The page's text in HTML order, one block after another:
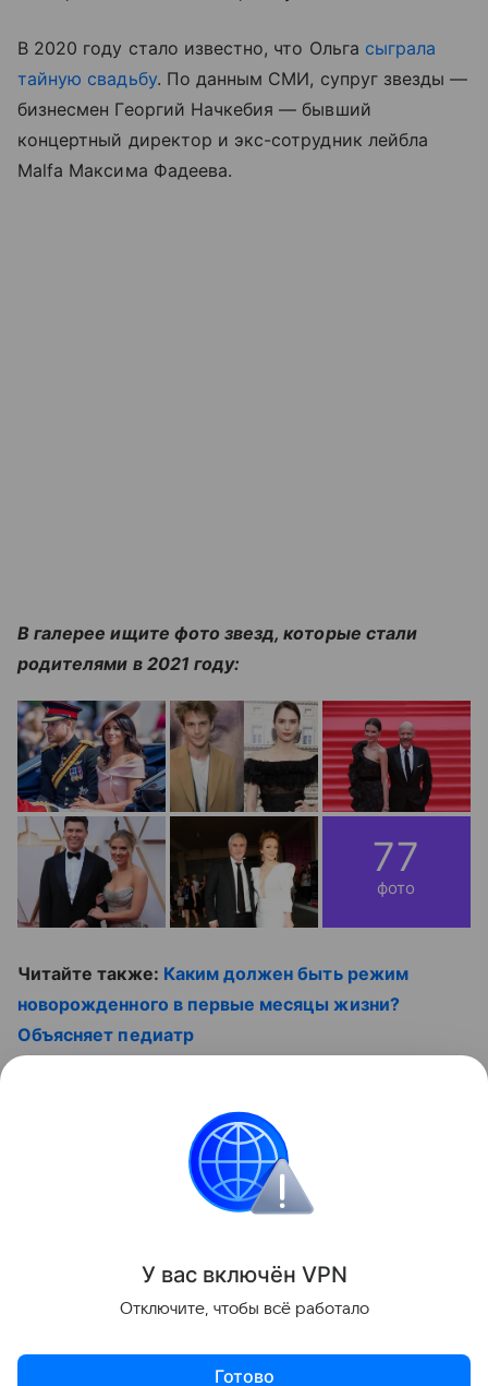
В 2020 году стало известно, что Ольга сыграла
тайную свадьбу. По данным СМИ, супруг звезды —
бизнесмен Георгий Начкебия — бывший
концертный директор и экс-сотрудник лейбла
Malfa Максима Фадеева.
В галерее ищите фото звезд, которые стали
родителями в 2021 году:
77
фото
Читайте также: Каким должен быть режим
новорожденного в первые месяцы жизни?
Объясняет педиатр
Контент недоступен
Поделиться
У вас включён VPN
Отключите, чтобы всё работало
Готово